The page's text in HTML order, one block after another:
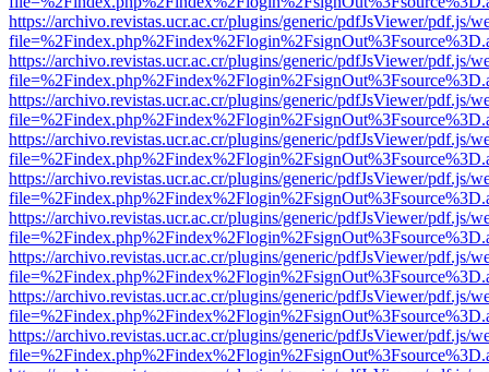
https://archivo.revistas.ucr.ac.cr/plugins/generic/pdfJsViewer/pdf.js/
https://archivo.revistas.ucr.ac.cr/plugins/generic/pdfJsViewer/pdf.js/
https://archivo.revistas.ucr.ac.cr/plugins/generic/pdfJsViewer/pdf.js/
https://archivo.revistas.ucr.ac.cr/plugins/generic/pdfJsViewer/pdf.js/
https://archivo.revistas.ucr.ac.cr/plugins/generic/pdfJsViewer/pdf.js/
https://archivo.revistas.ucr.ac.cr/plugins/generic/pdfJsViewer/pdf.js/
https://archivo.revistas.ucr.ac.cr/plugins/generic/pdfJsViewer/pdf.js/
https://archivo.revistas.ucr.ac.cr/plugins/generic/pdfJsViewer/pdf.js/
https://archivo.revistas.ucr.ac.cr/plugins/generic/pdfJsViewer/pdf.js/